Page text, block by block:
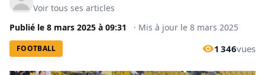
Voir tous ses articles
Publié le 8 mars 2025 à 09:31 · Mis à jour le 8 mars 2025
FOOTBALL 1 346vues